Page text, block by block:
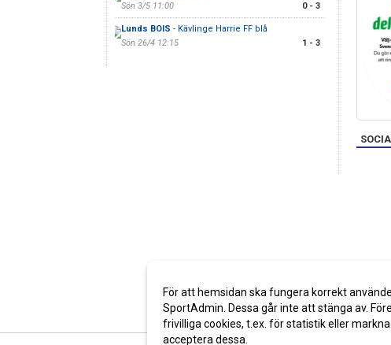
Sön 3/5 11:00
0 - 3
Lunds BOIS - Kävlinge Harrie FF blå
Sön 26/4 12:15
1 - 3
För att hemsidan ska fungera korrekt
SportAdmin. Dessa går inte att stänga av.
frivilliga cookies, t.ex. för statistik eller
acceptera dessa.